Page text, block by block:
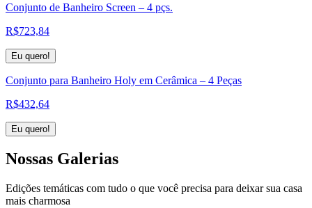
Conjunto de Banheiro Screen – 4 pçs.
R$723,84
Eu quero!
Conjunto para Banheiro Holy em Cerâmica – 4 Peças
R$432,64
Eu quero!
Nossas Galerias
Edições temáticas com tudo o que você precisa para deixar sua casa
mais charmosa